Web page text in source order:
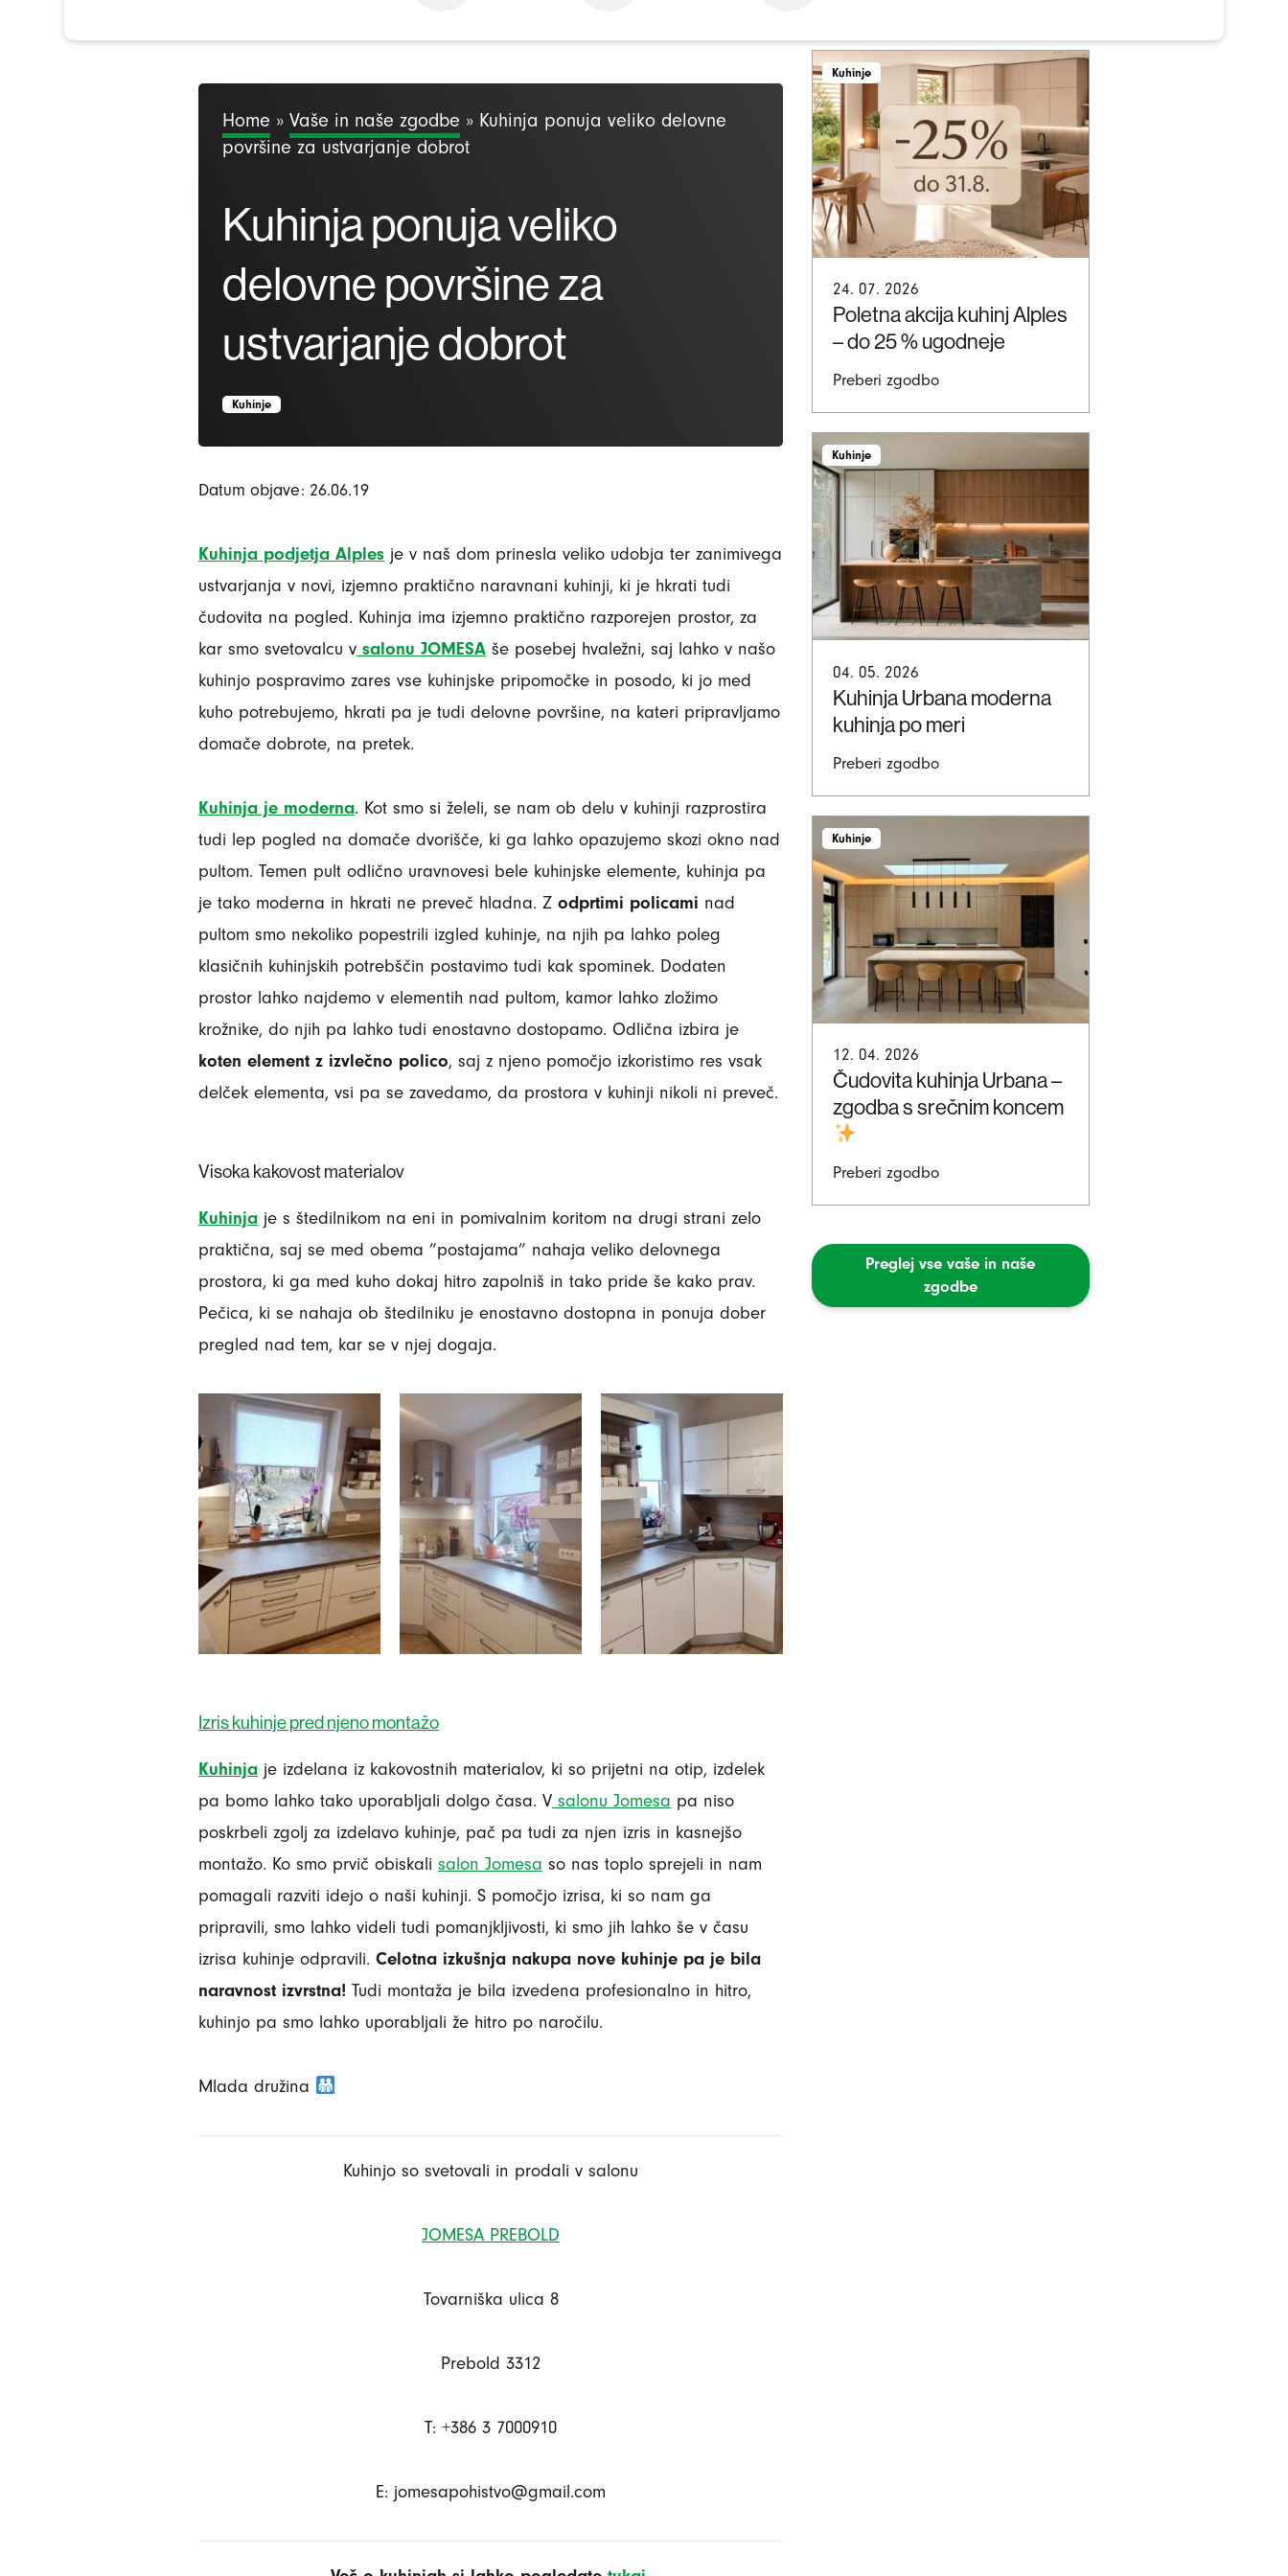
Home » Vaše in naše zgodbe » Kuhinja ponuja veliko delovne
površine za ustvarjanje dobrot
Kuhinja ponuja veliko
delovne površine za
ustvarjanje dobrot
Kuhinje
Datum objave: 26.06.19
Kuhinja podjetja Alples je v naš dom prinesla veliko udobja ter zanimivega
ustvarjanja v novi, izjemno praktično naravnani kuhinji, ki je hkrati tudi
čudovita na pogled. Kuhinja ima izjemno praktično razporejen prostor, za
kar smo svetovalcu v salonu JOMESA še posebej hvaležni, saj lahko v našo
kuhinjo pospravimo zares vse kuhinjske pripomočke in posodo, ki jo med
kuho potrebujemo, hkrati pa je tudi delovne površine, na kateri pripravljamo
domače dobrote, na pretek.
Kuhinja je moderna. Kot smo si želeli, se nam ob delu v kuhinji razprostira
tudi lep pogled na domače dvorišče, ki ga lahko opazujemo skozi okno nad
pultom. Temen pult odlično uravnovesi bele kuhinjske elemente, kuhinja pa
je tako moderna in hkrati ne preveč hladna. Z odprtimi policami nad
pultom smo nekoliko popestrili izgled kuhinje, na njih pa lahko poleg
klasičnih kuhinjskih potrebščin postavimo tudi kak spominek. Dodaten
prostor lahko najdemo v elementih nad pultom, kamor lahko zložimo
krožnike, do njih pa lahko tudi enostavno dostopamo. Odlična izbira je
koten element z izvlečno polico, saj z njeno pomočjo izkoristimo res vsak
delček elementa, vsi pa se zavedamo, da prostora v kuhinji nikoli ni preveč.
Visoka kakovost materialov
Kuhinja je s štedilnikom na eni in pomivalnim koritom na drugi strani zelo
praktična, saj se med obema ”postajama” nahaja veliko delovnega
prostora, ki ga med kuho dokaj hitro zapolniš in tako pride še kako prav.
Pečica, ki se nahaja ob štedilniku je enostavno dostopna in ponuja dober
pregled nad tem, kar se v njej dogaja.
Izris kuhinje pred njeno montažo
Kuhinja je izdelana iz kakovostnih materialov, ki so prijetni na otip, izdelek
pa bomo lahko tako uporabljali dolgo časa. V salonu Jomesa pa niso
poskrbeli zgolj za izdelavo kuhinje, pač pa tudi za njen izris in kasnejšo
montažo. Ko smo prvič obiskali salon Jomesa so nas toplo sprejeli in nam
pomagali razviti idejo o naši kuhinji. S pomočjo izrisa, ki so nam ga
pripravili, smo lahko videli tudi pomanjkljivosti, ki smo jih lahko še v času
izrisa kuhinje odpravili. Celotna izkušnja nakupa nove kuhinje pa je bila
naravnost izvrstna! Tudi montaža je bila izvedena profesionalno in hitro,
kuhinjo pa smo lahko uporabljali že hitro po naročilu.
Mlada družina
Kuhinjo so svetovali in prodali v salonu
JOMESA PREBOLD
Tovarniška ulica 8
Prebold 3312
T: +386 3 7000910
E: jomesapohistvo@gmail.com
Kuhinje
24. 07. 2026
Poletna akcija kuhinj Alples
– do 25 % ugodneje
Preberi zgodbo
Kuhinje
04. 05. 2026
Kuhinja Urbana moderna
kuhinja po meri
Preberi zgodbo
Kuhinje
12. 04. 2026
Čudovita kuhinja Urbana –
zgodba s srečnim koncem
Preberi zgodbo
Preglej vse vaše in naše
zgodbe